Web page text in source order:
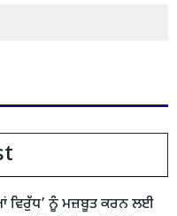
ਵਿਰੁੱਧ’ ਨੂੰ ਮਜ਼ਬੂਤ ਕਰਨ ਲਈ